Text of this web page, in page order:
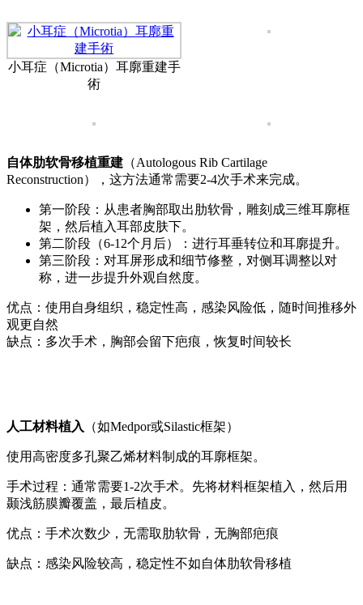
小耳症（Microtia）耳廓重建手
術
自体肋软骨移植重建 （Autologous Rib Cartilage
Reconstruction），这方法通常需要2-4次手术来完成。
第一阶段：从患者胸部取出肋软骨，雕刻成三维耳廓框
架，然后植入耳部皮肤下。
第二阶段（6-12个月后）：进行耳垂转位和耳廓提升。
第三阶段：对耳屏形成和细节修整，对侧耳调整以对
称，进一步提升外观自然度。
优点：使用自身组织，稳定性高，感染风险低，随时间推移外
观更自然
缺点：多次手术，胸部会留下疤痕，恢复时间较长
人工材料植入 （如Medpor或Silastic框架）
使用高密度多孔聚乙烯材料制成的耳廓框架。
手术过程：通常需要1-2次手术。先将材料框架植入，然后用
颞浅筋膜瓣覆盖，最后植皮。
优点：手术次数少，无需取肋软骨，无胸部疤痕
缺点：感染风险较高，稳定性不如自体肋软骨移植